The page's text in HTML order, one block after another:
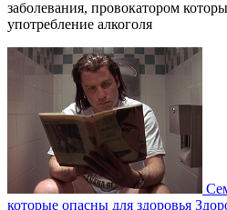
заболевания, провокатором
употребление алкоголя
которые опасны для здоровья